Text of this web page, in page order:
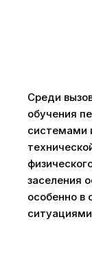
Среди
обучения
системами
заселения
особенно в